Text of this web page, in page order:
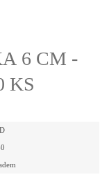
6 CM -
KS